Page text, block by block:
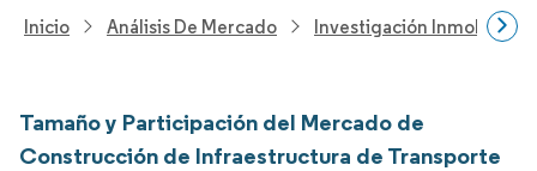
Inicio Análisis De Mercado Investigación Inmobiliaria
Tamaño y Participación del Mercado de
Construcción de Infraestructura de Transporte